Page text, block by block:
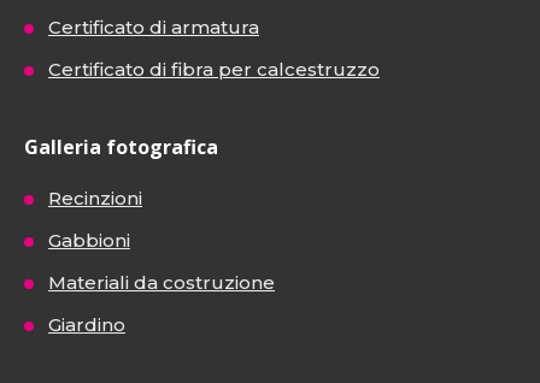
Certificato di armatura
Certificato di fibra per calcestruzzo
Galleria fotografica
Recinzioni
Gabbioni
Materiali da costruzione
Giardino